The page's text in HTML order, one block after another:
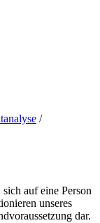
/
auf eine Person
unseres
dar.